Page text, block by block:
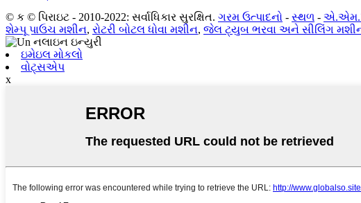
© ક © પિરાઇટ - 2010-2022: સર્વાધિકાર સુરક્ષિત. ગરમ ઉત્પાદનો - સ્થળ -
શેમ્પૂ પાઉચ મશીન, રોટરી બોટલ ધોવા મશીન, જેલ ટ્યુબ ભરવા અને સીલિંગ
ઇમેઇલ મોકલો
વોટ્સએપ
x